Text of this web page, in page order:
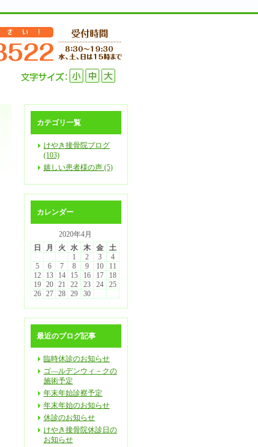
カテゴリ一覧
けやき接骨院ブログ
(103)
嬉しい患者様の声 (5)
カレンダー
2020年4月
日
月 火 水 木 金
土
1
2 3
4
5
6 7 8 9 10
11
12
13 14 15 16 17
18
19
20 21 22 23 24
25
26
27 28 29 30
最近のブログ記事
臨時休診のお知らせ
ゴ―ルデンウィ－クの
施術予定
年末年始診察予定
年末年始のお知らせ
休診のお知らせ
けやき接骨院休診日の
お知らせ